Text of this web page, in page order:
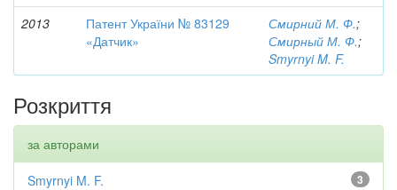
2013
Патент України № 83129
«Датчик»
Смирний М. Ф.;
Смирный М. Ф.;
Smyrnyi M. F.
Розкриття
за авторами
3
Smyrnyi M. F.